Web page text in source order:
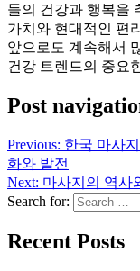
들의 건강과 행복을
가치와 현대적인 편
앞으로도 계속해서
건강 트렌드의 중요
Post
Previous: 한국 마사
화와 발전
Next: 마사지의 역사
Search for:
Recent Posts